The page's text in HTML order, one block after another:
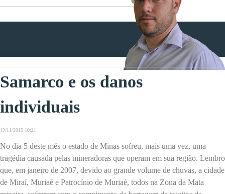
Samarco e os danos
individuais
19/11/2015 10:21
No dia 5 deste mês o estado de Minas sofreu, mais uma vez, uma
tragédia causada pelas mineradoras que operam em sua região. Lembro
que, em janeiro de 2007, devido ao grande volume de chuvas, a cidade
de Miraí, Muriaé e Patrocínio de Muriaé, todos na Zona da Mata